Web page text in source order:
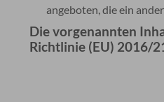
angeboten, die ein
Die vorgenannten
Richtlinie (EU) 2016/